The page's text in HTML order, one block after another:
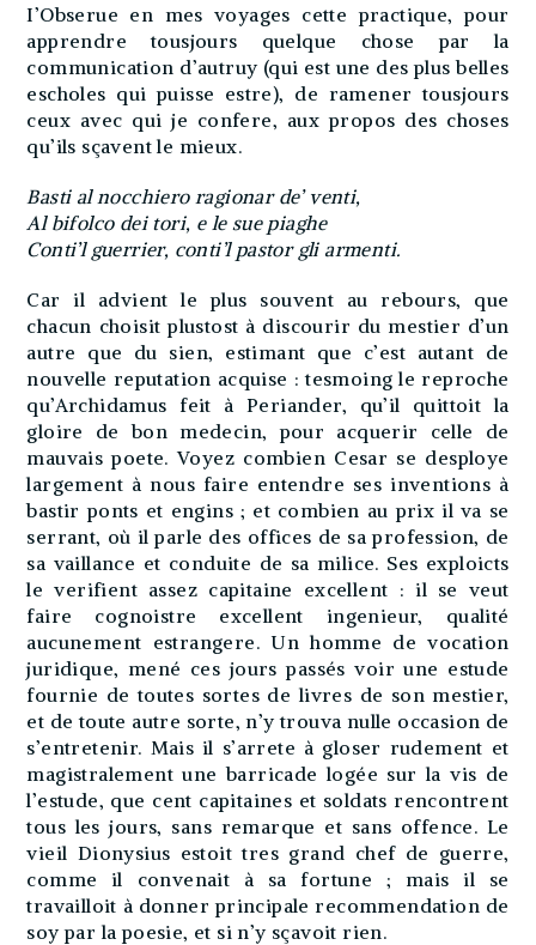
I’Obserue en mes voyages cette practique, pour
apprendre tousjours quelque chose par la
communication d’autruy (qui est une des plus belles
escholes qui puisse estre), de ramener tousjours
ceux avec qui je confere, aux propos des choses
qu’ils sçavent le mieux.
Basti al nocchiero ragionar de’ venti,
Al bifolco dei tori, e le sue piaghe
Conti’l guerrier, conti’l pastor gli armenti.
Car il advient le plus souvent au rebours, que
chacun choisit plustost à discourir du mestier d’un
autre que du sien, estimant que c’est autant de
nouvelle reputation acquise : tesmoing le reproche
qu’Archidamus feit à Periander, qu’il quittoit la
gloire de bon medecin, pour acquerir celle de
mauvais poete. Voyez combien Cesar se desploye
largement à nous faire entendre ses inventions à
bastir ponts et engins ; et combien au prix il va se
serrant, où il parle des offices de sa profession, de
sa vaillance et conduite de sa milice. Ses exploicts
le verifient assez capitaine excellent : il se veut
faire cognoistre excellent ingenieur, qualité
aucunement estrangere. Un homme de vocation
juridique, mené ces jours passés voir une estude
fournie de toutes sortes de livres de son mestier,
et de toute autre sorte, n’y trouva nulle occasion de
s’entretenir. Mais il s’arrete à gloser rudement et
magistralement une barricade logée sur la vis de
l’estude, que cent capitaines et soldats rencontrent
tous les jours, sans remarque et sans offence. Le
vieil Dionysius estoit tres grand chef de guerre,
comme il convenait à sa fortune ; mais il se
travailloit à donner principale recommendation de
soy par la poesie, et si n’y sçavoit rien.